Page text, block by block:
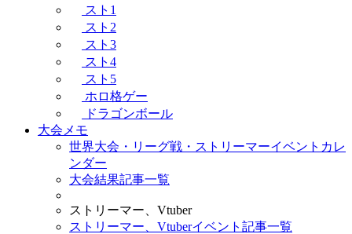
スト1
スト2
スト3
スト4
スト5
ホロ格ゲー
ドラゴンボール
大会メモ
世界大会・リーグ戦・ストリーマーイベントカレ
ンダー
大会結果記事一覧
ストリーマー、Vtuber
ストリーマー、Vtuberイベント記事一覧